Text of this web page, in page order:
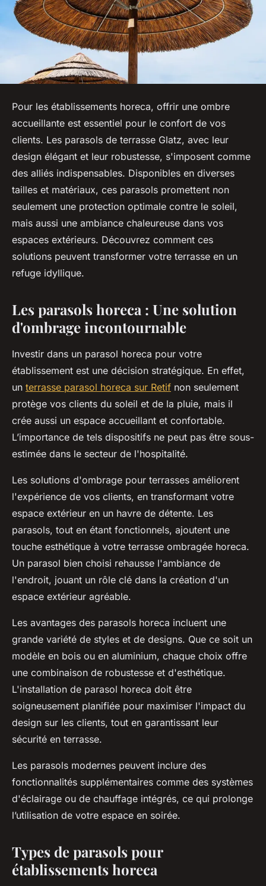
Pour les établissements horeca, offrir une ombre
accueillante est essentiel pour le confort de vos
clients. Les parasols de terrasse Glatz, avec leur
design élégant et leur robustesse, s'imposent comme
des alliés indispensables. Disponibles en diverses
tailles et matériaux, ces parasols promettent non
seulement une protection optimale contre le soleil,
mais aussi une ambiance chaleureuse dans vos
espaces extérieurs. Découvrez comment ces
solutions peuvent transformer votre terrasse en un
refuge idyllique.
Les parasols horeca : Une solution
d'ombrage incontournable
Investir dans un parasol horeca pour votre
établissement est une décision stratégique. En effet,
un terrasse parasol horeca sur Retif non seulement
protège vos clients du soleil et de la pluie, mais il
crée aussi un espace accueillant et confortable.
L’importance de tels dispositifs ne peut pas être sous-
estimée dans le secteur de l'hospitalité.
Les solutions d'ombrage pour terrasses améliorent
l'expérience de vos clients, en transformant votre
espace extérieur en un havre de détente. Les
parasols, tout en étant fonctionnels, ajoutent une
touche esthétique à votre terrasse ombragée horeca.
Un parasol bien choisi rehausse l'ambiance de
l'endroit, jouant un rôle clé dans la création d'un
espace extérieur agréable.
Les avantages des parasols horeca incluent une
grande variété de styles et de designs. Que ce soit un
modèle en bois ou en aluminium, chaque choix offre
une combinaison de robustesse et d'esthétique.
L'installation de parasol horeca doit être
soigneusement planifiée pour maximiser l'impact du
design sur les clients, tout en garantissant leur
sécurité en terrasse.
Les parasols modernes peuvent inclure des
fonctionnalités supplémentaires comme des systèmes
d'éclairage ou de chauffage intégrés, ce qui prolonge
l’utilisation de votre espace en soirée.
Types de parasols pour
établissements horeca